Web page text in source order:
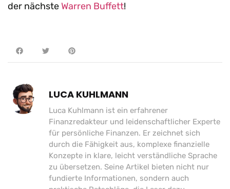
der nächste Warren Buffett!
LUCA KUHLMANN
Luca Kuhlmann ist ein erfahrener
Finanzredakteur und leidenschaftlicher Experte
für persönliche Finanzen. Er zeichnet sich
durch die Fähigkeit aus, komplexe finanzielle
Konzepte in klare, leicht verständliche Sprache
zu übersetzen. Seine Artikel bieten nicht nur
fundierte Informationen, sondern auch